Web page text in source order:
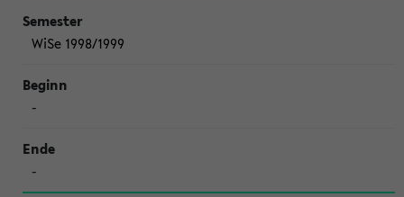
WiSe 1998/1999
-
-